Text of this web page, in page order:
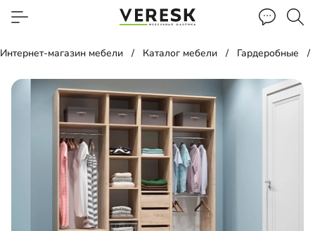
Интернет-магазин мебели Каталог мебели Гардеробные